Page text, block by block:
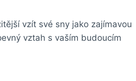
vzít​ své sny jako zajímavou
vztah s ⁤vaším‍ budoucím